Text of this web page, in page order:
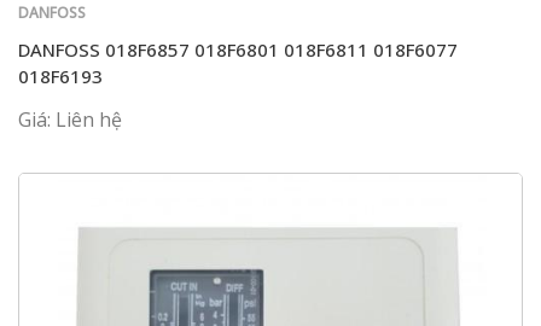
DANFOSS
DANFOSS 018F6857 018F6801 018F6811 018F6077
018F6193
Giá: Liên hệ